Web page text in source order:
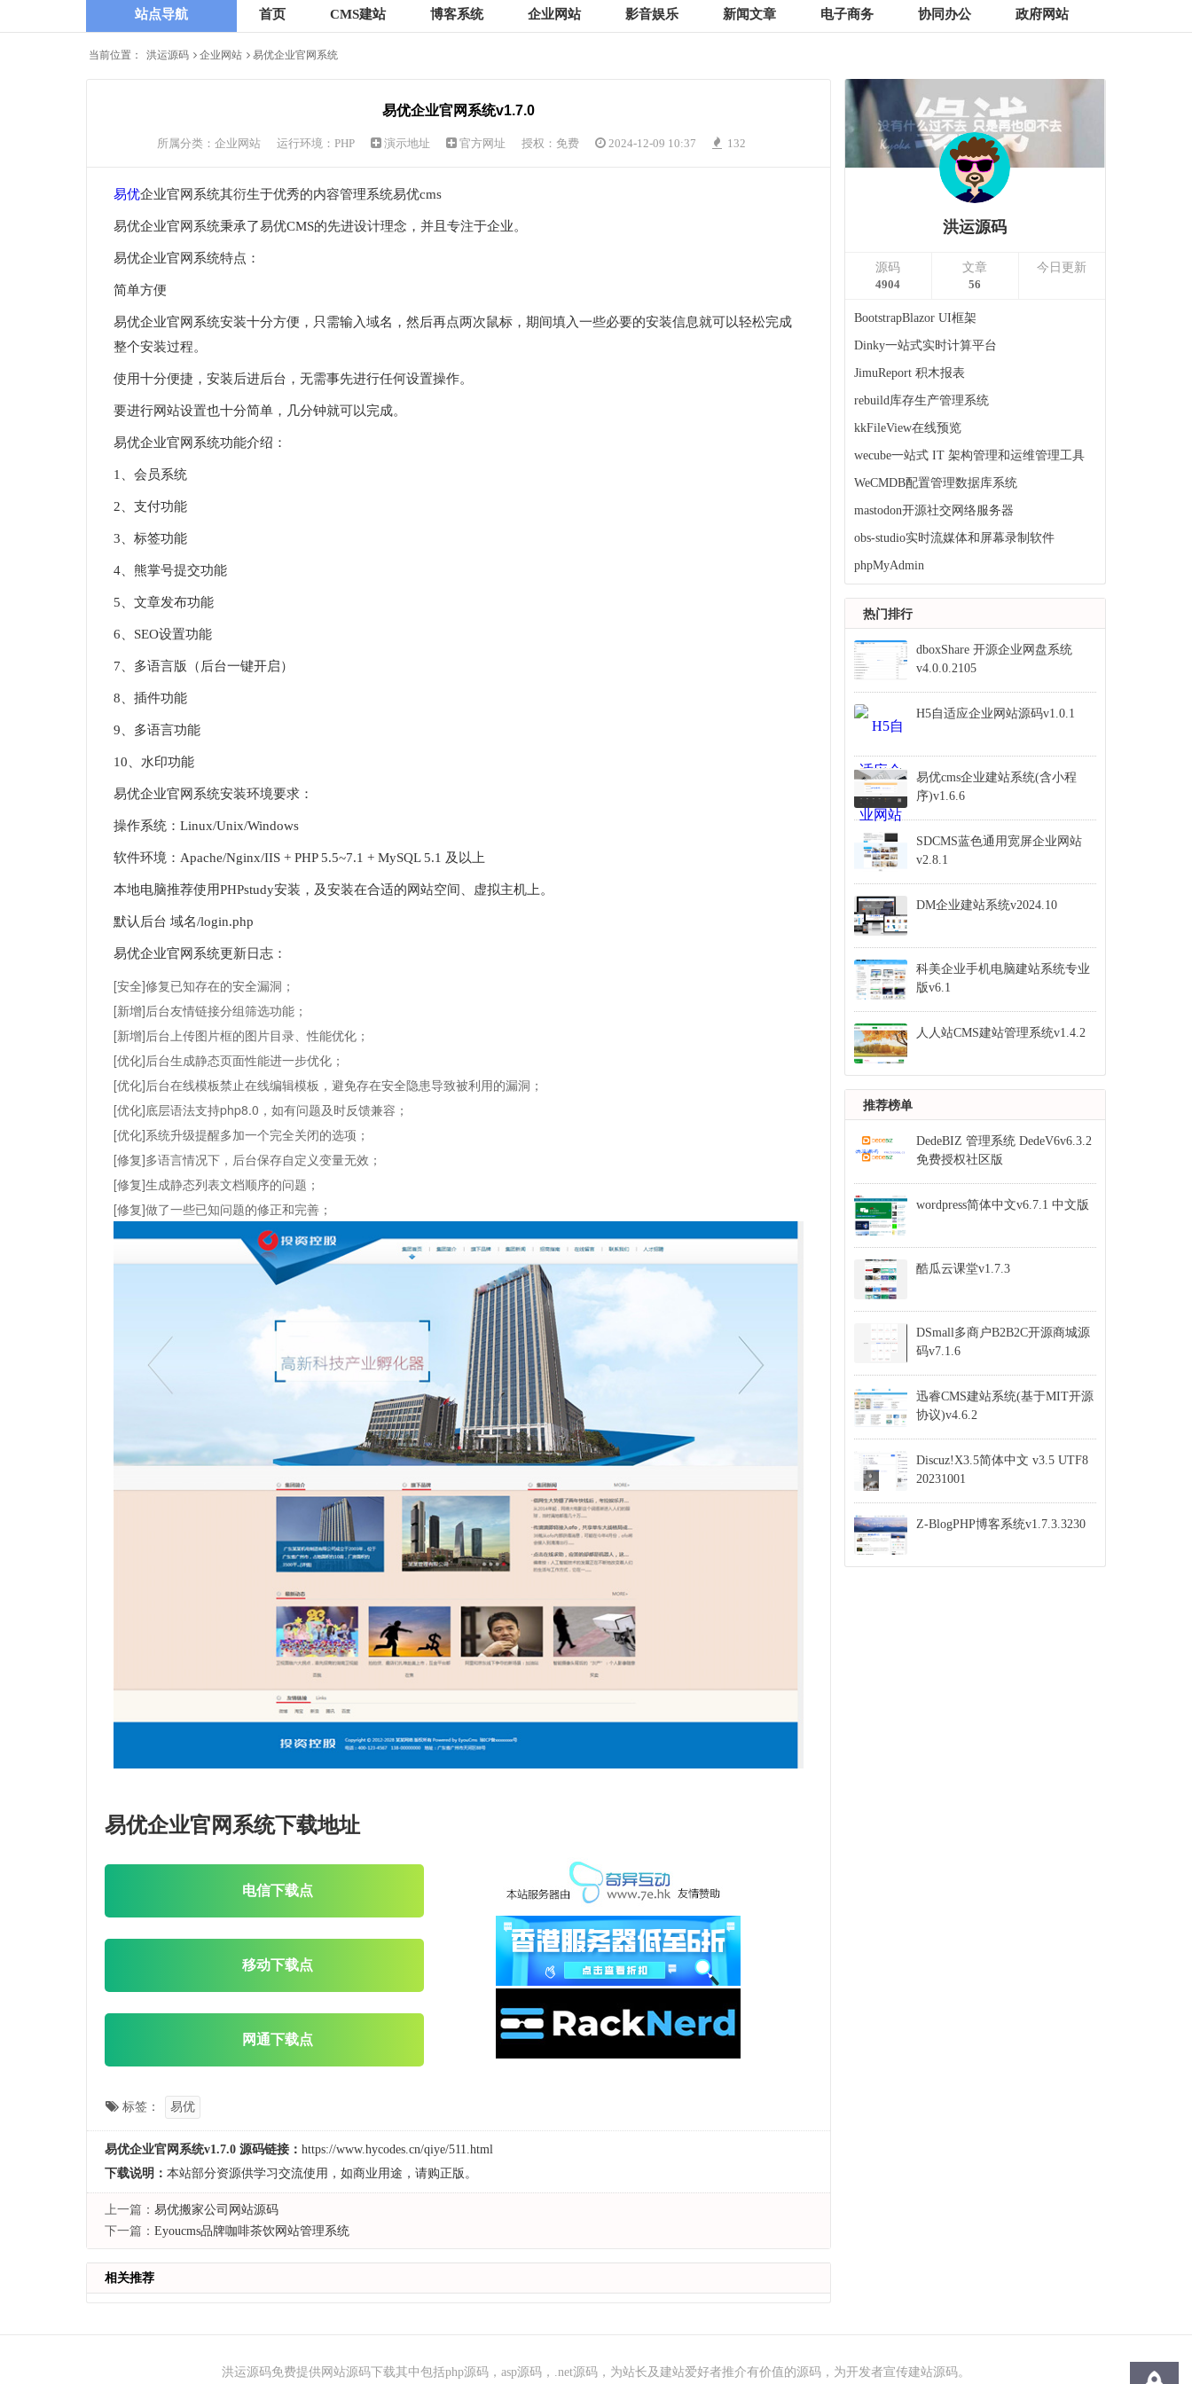
站点导航 首页 CMS建站 博客系统 企业网站 影音娱乐 新闻文章 电子商务 协同办公 政府网站
当前位置： 洪运源码 企业网站 易优企业官网系统
易优企业官网系统v1.7.0
所属分类：企业网站 运行环境：PHP 演示地址 官方网址 授权：免费 2024-12-09 10:37 132
易优企业官网系统其衍生于优秀的内容管理系统易优cms
易优企业官网系统秉承了易优CMS的先进设计理念，并且专注于企业。
易优企业官网系统特点：
简单方便
易优企业官网系统安装十分方便，只需输入域名，然后再点两次鼠标，期间填入一些必要的安装信息就可以轻松完成
整个安装过程。
使用十分便捷，安装后进后台，无需事先进行任何设置操作。
要进行网站设置也十分简单，几分钟就可以完成。
易优企业官网系统功能介绍：
1、会员系统
2、支付功能
3、标签功能
4、熊掌号提交功能
5、文章发布功能
6、SEO设置功能
7、多语言版（后台一键开启）
8、插件功能
9、多语言功能
10、水印功能
易优企业官网系统安装环境要求：
操作系统：Linux/Unix/Windows
软件环境：Apache/Nginx/IIS + PHP 5.5~7.1 + MySQL 5.1 及以上
本地电脑推荐使用PHPstudy安装，及安装在合适的网站空间、虚拟主机上。
默认后台 域名/login.php
易优企业官网系统更新日志：
[安全]修复已知存在的安全漏洞；
[新增]后台友情链接分组筛选功能；
[新增]后台上传图片框的图片目录、性能优化；
[优化]后台生成静态页面性能进一步优化；
[优化]后台在线模板禁止在线编辑模板，避免存在安全隐患导致被利用的漏洞；
[优化]底层语法支持php8.0，如有问题及时反馈兼容；
[优化]系统升级提醒多加一个完全关闭的选项；
[修复]多语言情况下，后台保存自定义变量无效；
[修复]生成静态列表文档顺序的问题；
[修复]做了一些已知问题的修正和完善；
易优企业官网系统下载地址
电信下载点
移动下载点
网通下载点
标签： 易优
易优企业官网系统v1.7.0 源码链接： https://www.hycodes.cn/qiye/511.html
下载说明： 本站部分资源供学习交流使用，如商业用途，请购正版。
上一篇： 易优搬家公司网站源码
下一篇： Eyoucms品牌咖啡茶饮网站管理系统
相关推荐
洪运源码
源码
4904
文章
56
今日更新
BootstrapBlazor UI框架
Dinky一站式实时计算平台
JimuReport 积木报表
rebuild库存生产管理系统
kkFileView在线预览
wecube一站式 IT 架构管理和运维管理工具
WeCMDB配置管理数据库系统
mastodon开源社交网络服务器
obs-studio实时流媒体和屏幕录制软件
phpMyAdmin
热门排行
dboxShare 开源企业网盘系统
v4.0.0.2105
H5自适应企业网站源码v1.0.1
易优cms企业建站系统(含小程
序)v1.6.6
SDCMS蓝色通用宽屏企业网站
v2.8.1
DM企业建站系统v2024.10
科美企业手机电脑建站系统专业
版v6.1
人人站CMS建站管理系统v1.4.2
推荐榜单
DedeBIZ 管理系统 DedeV6v6.3.2
免费授权社区版
wordpress简体中文v6.7.1 中文版
酷瓜云课堂v1.7.3
DSmall多商户B2B2C开源商城源
码v7.1.6
迅睿CMS建站系统(基于MIT开源
协议)v4.6.2
Discuz!X3.5简体中文 v3.5 UTF8
20231001
Z-BlogPHP博客系统v1.7.3.3230
洪运源码免费提供网站源码下载其中包括php源码，asp源码，.net源码，为站长及建站爱好者推介有价值的源码，为开发者宣传建站源码。